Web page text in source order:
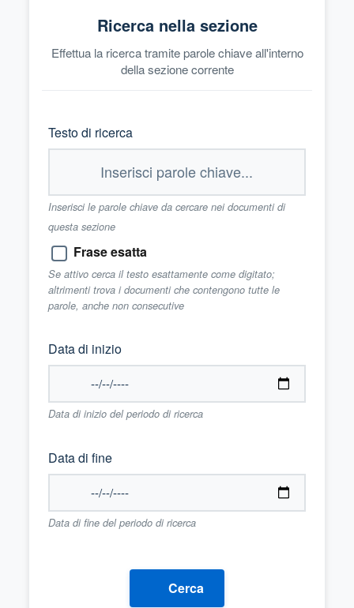
Ricerca nella sezione
Effettua la ricerca tramite parole chiave all'interno
della sezione corrente
Testo di ricerca
Inserisci le parole chiave da cercare nei documenti di
questa sezione
Frase esatta
Se attivo cerca il testo esattamente come digitato;
altrimenti trova i documenti che contengono tutte le
parole, anche non consecutive
Data di inizio
Data di inizio del periodo di ricerca
Data di fine
Data di fine del periodo di ricerca
Cerca